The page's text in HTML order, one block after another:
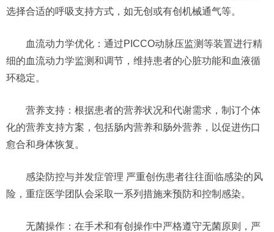
选择合适的呼吸支持方式，如无创或有创机械通气等。
血流动力学优化：通过PICCO动脉压监测等装置进行精
细的血流动力学监测和调节，维持患者的心脏功能和血液循
环稳定。
营养支持：根据患者的营养状况和代谢需求，制订个体
化的营养支持方案，包括肠内营养和肠外营养，以促进伤口
愈合和身体恢复。
感染防控与并发症管理 严重创伤患者往往面临感染的风
险，重症医学团队会采取一系列措施来预防和控制感染。
无菌操作：在手术和有创操作中严格遵守无菌原则，严